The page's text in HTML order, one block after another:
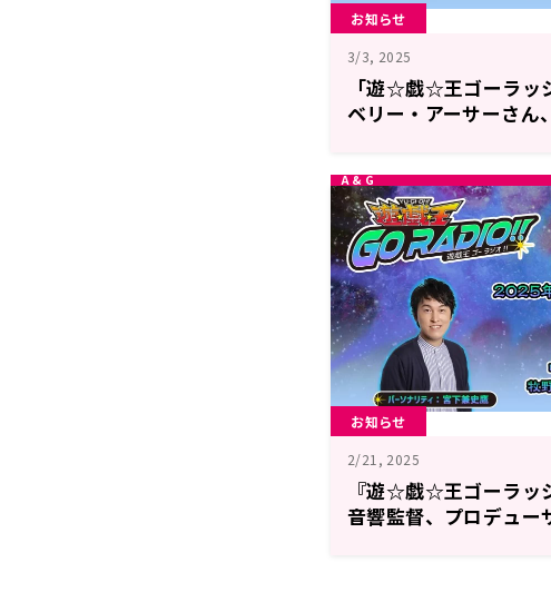
お知らせ
3/3, 2025
「遊☆戯☆王ゴーラッ
ベリー・アーサーさん
お知らせ
2/21, 2025
『遊☆戯☆王ゴーラッ
音響監督、プロデュー